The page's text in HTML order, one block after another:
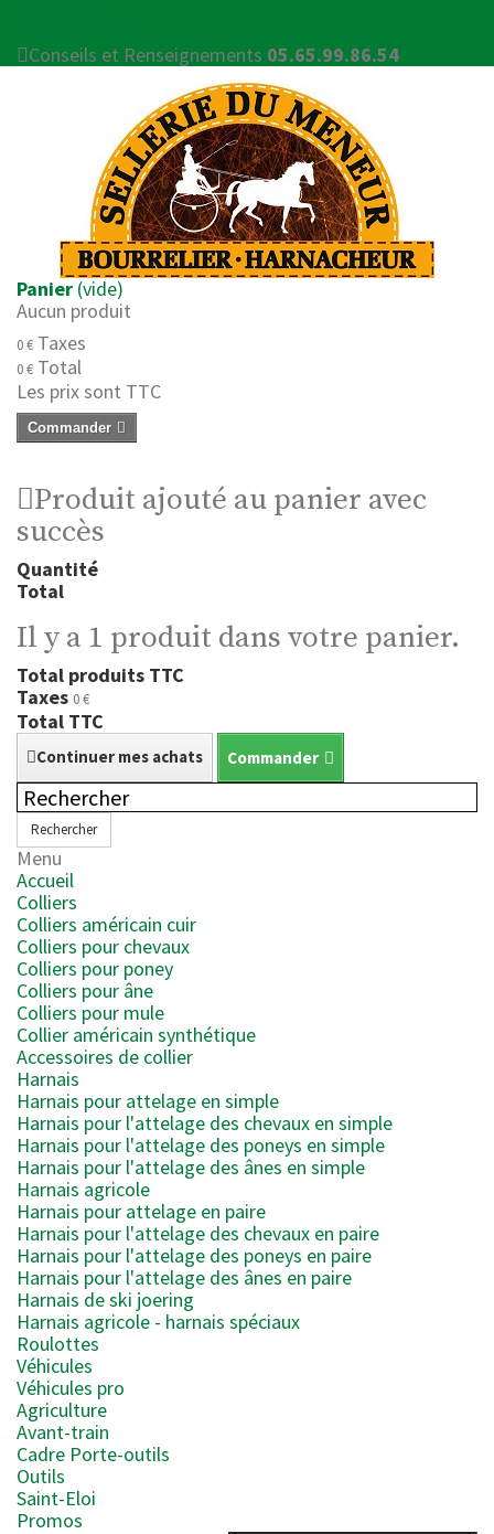
Conseils et Renseignements 05.65.99.86.54
Panier (vide)
Aucun produit
0 € Taxes
0 € Total
Les prix sont TTC
Commander
Produit ajouté au panier avec
succès
Quantité
Total
Il y a 1 produit dans votre panier.
Total produits TTC
Taxes 0 €
Total TTC
Continuer mes achats Commander
Rechercher
Menu
Accueil
Colliers
Colliers américain cuir
Colliers pour chevaux
Colliers pour poney
Colliers pour âne
Colliers pour mule
Collier américain synthétique
Accessoires de collier
Harnais
Harnais pour attelage en simple
Harnais pour l'attelage des chevaux en simple
Harnais pour l'attelage des poneys en simple
Harnais pour l'attelage des ânes en simple
Harnais agricole
Harnais pour attelage en paire
Harnais pour l'attelage des chevaux en paire
Harnais pour l'attelage des poneys en paire
Harnais pour l'attelage des ânes en paire
Harnais de ski joering
Harnais agricole - harnais spéciaux
Roulottes
Véhicules
Véhicules pro
Agriculture
Avant-train
Cadre Porte-outils
Outils
Saint-Eloi
Promos